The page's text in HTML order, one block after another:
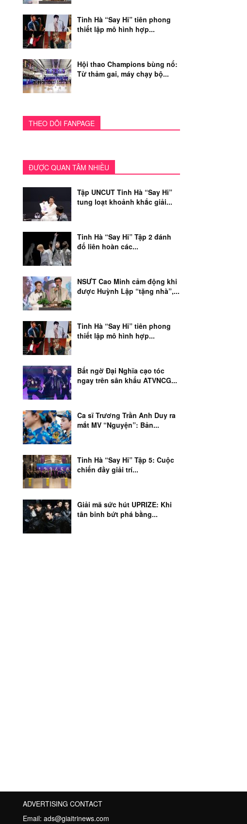
Tinh Hà “Say Hi” tiên phong
thiết lập mô hình hợp...
Hội thao Champions bùng nổ:
Từ thảm gai, máy chạy bộ...
THEO DÕI FANPAGE
ĐƯỢC QUAN TÂM NHIỀU
Tập UNCUT Tinh Hà “Say Hi”
tung loạt khoảnh khắc giải...
Tinh Hà “Say Hi” Tập 2 đánh
đố liên hoàn các...
NSƯT Cao Minh cảm động khi
được Huỳnh Lập “tặng nhà”,...
Tinh Hà “Say Hi” tiên phong
thiết lập mô hình hợp...
Bất ngờ Đại Nghĩa cạo tóc
ngay trên sân khấu ATVNCG...
Ca sĩ Trương Trần Anh Duy ra
mắt MV “Nguyện”: Bản...
Tinh Hà “Say Hi” Tập 5: Cuộc
chiến đầy giải trí...
Giải mã sức hút UPRIZE: Khi
tân binh bứt phá bằng...
ADVERTISING CONTACT
Email: ads@giaitrinews.com